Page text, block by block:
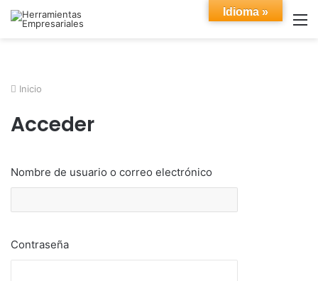
Inicio
Acceder
Nombre de usuario o correo electrónico
Contraseña
Idioma »